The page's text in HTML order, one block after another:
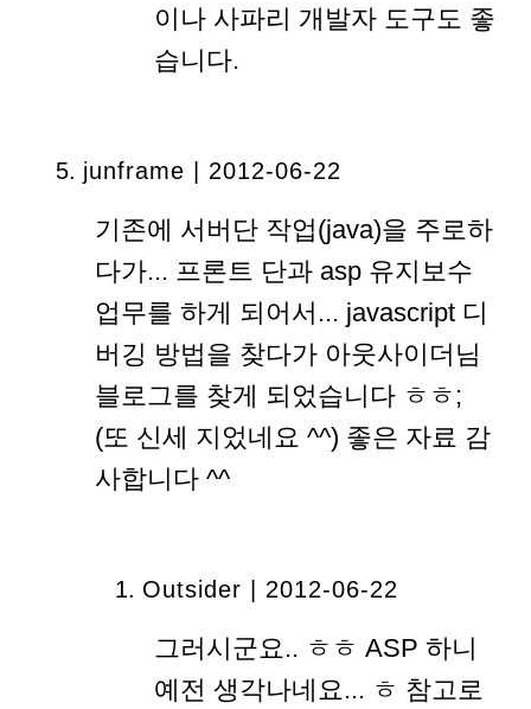
이나 사파리 개발자 도구도 좋
습니다.
junframe | 2012-06-22
기존에 서버단 작업(java)을 주로하
다가... 프론트 단과 asp 유지보수
업무를 하게 되어서... javascript 디
버깅 방법을 찾다가 아웃사이더님
블로그를 찾게 되었습니다 ㅎㅎ;
(또 신세 지었네요 ^^) 좋은 자료 감
사합니다 ^^
Outsider | 2012-06-22
그러시군요.. ㅎㅎ ASP 하니
예전 생각나네요... ㅎ 참고로